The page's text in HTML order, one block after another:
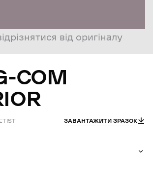
від оригіналу
COM
ЗАВАНТАЖИТИ ЗРАЗОК